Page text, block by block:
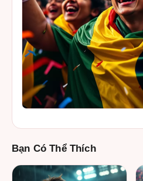
Bạn Có Thể Thích